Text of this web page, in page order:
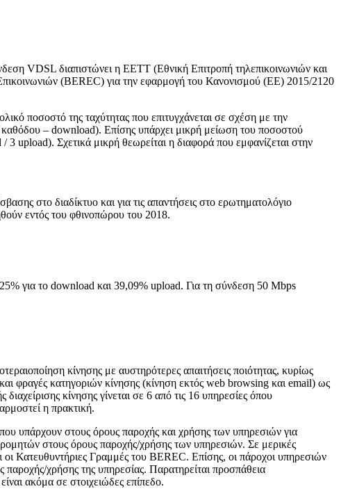
VDSL διαπιστώνει η ΕΕΤΤ (Εθνική Επιτροπή τηλεπικοινωνιών και
(BEREC) για την εφαρμογή του Κανονισμού (ΕΕ) 2015/2120
ποσοστό της ταχύτητας που επιτυγχάνεται σε σχέση με την
καθόδου – download). Επίσης υπάρχει μικρή μείωση του ποσοστού
Σχετικά μικρή θεωρείται η διαφορά που εμφανίζεται στην
στο διαδίκτυο και για τις απαντήσεις στο ερωτηματολόγιο
εντός του φθινοπώρου του 2018.
για το download και 39,09% upload. Για τη σύνδεση 50 Mbps
κίνησης με αυστηρότερες απαιτήσεις ποιότητας, κυρίως
φραγές κατηγοριών κίνησης (κίνηση εκτός web browsing και email) ως
κίνησης γίνεται σε 6 από τις 16 υπηρεσίες όπου
η πρακτική.
υπάρχουν στους όρους παροχής και χρήσης των υπηρεσιών για
στους όρους παροχής/χρήσης των υπηρεσιών. Σε μερικές
Κατευθυντήριες Γραμμές του BEREC. Επίσης, οι πάροχοι υπηρεσιών
παροχής/χρήσης της υπηρεσίας. Παρατηρείται προσπάθεια
ακόμα σε στοιχειώδες επίπεδο.